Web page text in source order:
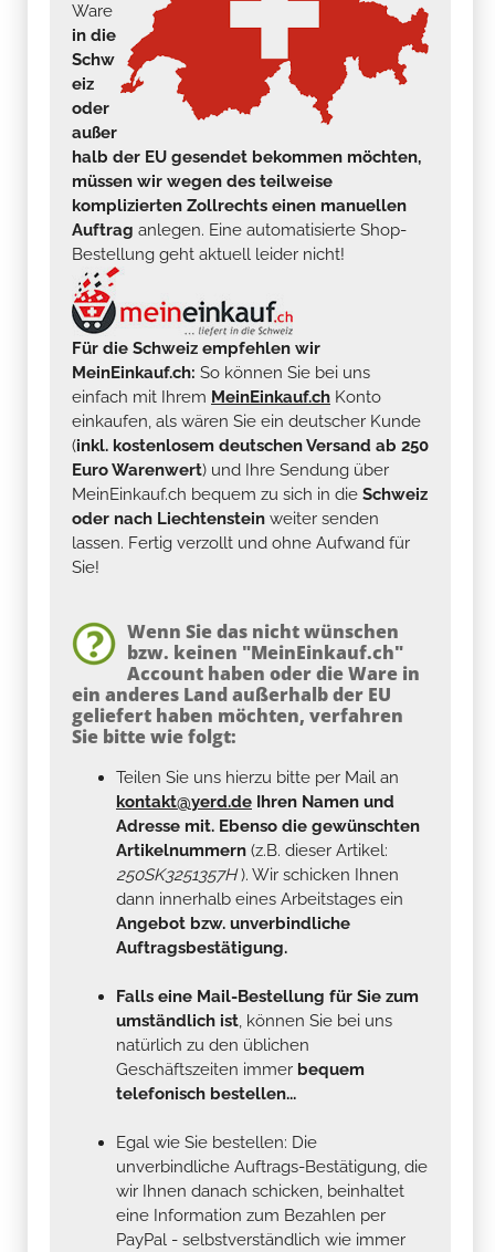
Ware
in die
Schw
eiz
oder
außer
halb der EU gesendet bekommen möchten,
müssen wir wegen des teilweise
komplizierten Zollrechts einen manuellen
Auftrag anlegen. Eine automatisierte Shop-
Bestellung geht aktuell leider nicht!
Für die Schweiz empfehlen wir
MeinEinkauf.ch: So können Sie bei uns
einfach mit Ihrem MeinEinkauf.ch Konto
einkaufen, als wären Sie ein deutscher Kunde
(inkl. kostenlosem deutschen Versand ab 250
Euro Warenwert) und Ihre Sendung über
MeinEinkauf.ch bequem zu sich in die Schweiz
oder nach Liechtenstein weiter senden
lassen. Fertig verzollt und ohne Aufwand für
Sie!
Wenn Sie das nicht wünschen
bzw. keinen "MeinEinkauf.ch"
Account haben oder die Ware in
ein anderes Land außerhalb der EU
geliefert haben möchten, verfahren
Sie bitte wie folgt:
Teilen Sie uns hierzu bitte per Mail an
kontakt@yerd.de Ihren Namen und
Adresse mit. Ebenso die gewünschten
Artikelnummern (z.B. dieser Artikel:
250SK3251357H). Wir schicken Ihnen
dann innerhalb eines Arbeitstages ein
Angebot bzw. unverbindliche
Auftragsbestätigung.
Falls eine Mail-Bestellung für Sie zum
umständlich ist, können Sie bei uns
natürlich zu den üblichen
Geschäftszeiten immer bequem
telefonisch bestellen...
Egal wie Sie bestellen: Die
unverbindliche Auftrags-Bestätigung, die
wir Ihnen danach schicken, beinhaltet
eine Information zum Bezahlen per
PayPal - selbstverständlich wie immer